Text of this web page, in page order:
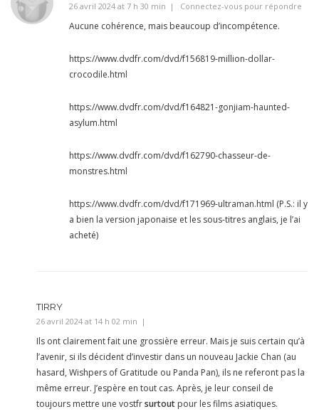
26 avril 2024 at 7 h 30 min Connectez-vous pour répondre
Aucune cohérence, mais beaucoup d’incompétence.
https://www.dvdfr.com/dvd/f156819-million-dollar-
crocodile.html
https://www.dvdfr.com/dvd/f164821-gonjiam-haunted-
asylum.html
https://www.dvdfr.com/dvd/f162790-chasseur-de-
monstres.html
https://www.dvdfr.com/dvd/f171969-ultraman.html (P.S.: il y
a bien la version japonaise et les sous-titres anglais, je l’ai
acheté)
TIRRY
26 avril 2024 at 14 h 02 min
Ils ont clairement fait une grossière erreur. Mais je suis certain qu’à
l’avenir, si ils décident d’investir dans un nouveau Jackie Chan (au
hasard, Wishpers of Gratitude ou Panda Pan), ils ne referont pas la
même erreur. J’espère en tout cas. Après, je leur conseil de
toujours mettre une vostfrsurtout pour les films asiatiques.